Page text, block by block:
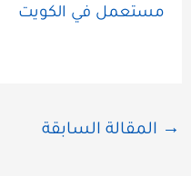
مستعمل في الكويت
→ المقالة السابقة